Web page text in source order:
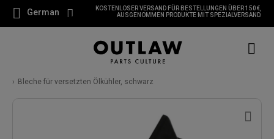
German
KOSTENLOSER VERSAND FÜR BESTELLUNGEN ÜBER 150 €,
AUSGENOMMEN PRODUKTE MIT SPEZIALVERSAND.
Bleche für versetzten Ölkühler, schwarz